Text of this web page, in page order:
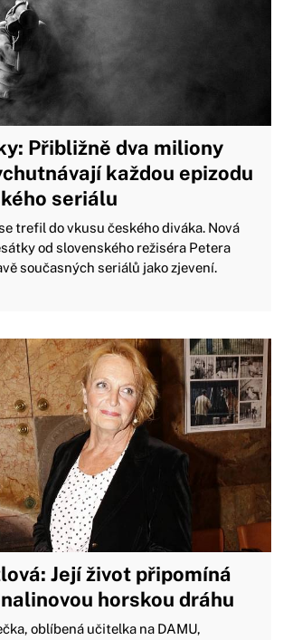
Přibližně dva miliony
každou epizodu
seriálu
trefil do vkusu českého diváka. Nová
od slovenského režiséra Petera
současných seriálů jako zjevení.
Její život připomíná
horskou dráhu
oblíbená učitelka na DAMU,